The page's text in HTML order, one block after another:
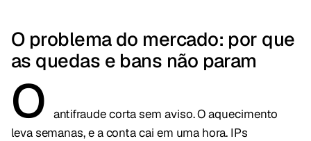
O problema do mercado: por que
as quedas e bans não param
O
antifraude corta sem aviso. O aquecimento
leva semanas, e a conta cai em uma hora. IPs